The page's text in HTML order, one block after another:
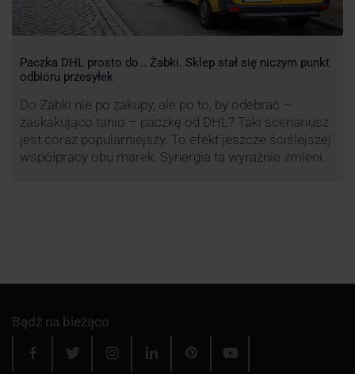
Paczka DHL prosto do… Żabki. Sklep stał się niczym punkt
odbioru przesyłek
Do Żabki nie po zakupy, ale po to, by odebrać –
zaskakująco tanio – paczkę od DHL? Taki scenariusz
jest coraz popularniejszy. To efekt jeszcze ściślejszej
współpracy obu marek. Synergia ta wyraźnie zmienia
Bądź na bieżąco